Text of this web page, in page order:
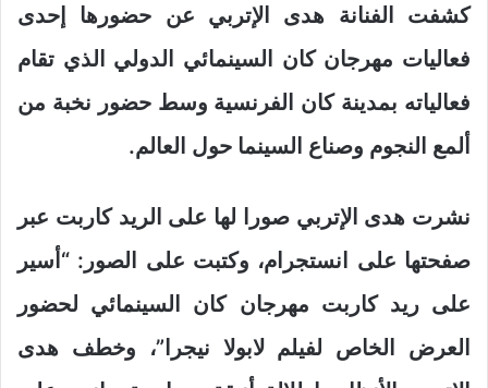
كشفت الفنانة هدى الإتربي عن حضورها إحدى
فعاليات مهرجان كان السينمائي الدولي الذي تقام
فعالياته بمدينة كان الفرنسية وسط حضور نخبة من
ألمع النجوم وصناع السينما حول العالم.
نشرت هدى الإتربي صورا لها على الريد كاربت عبر
صفحتها على انستجرام، وكتبت على الصور: “أسير
على ريد كاربت مهرجان كان السينمائي لحضور
العرض الخاص لفيلم لابولا نيجرا”، وخطف هدى